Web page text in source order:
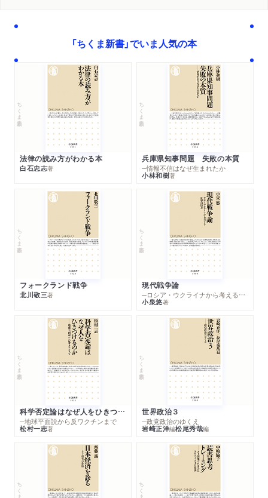
「ちくま新書」でいま人気の本
ちくま新書
法律の読み方がわかる本
白石忠志著
ちくま新書
兵庫県知事問題 失敗の本質
─情報不信はなぜ生まれたか
小林和樹著
ちくま新書
フォークランド戦争
北川敬三著
ちくま新書
現代戦争論
─ロシア・ウクライナから考える世界の行方
小泉悠著
ちくま新書
科学否定論はなぜ人をひきつけるのか
─地球平面説から反ワクチンまで
松村一志著
ちくま新書
世界政治３
─政党政治のゆくえ
岩崎正洋編松尾秀哉編
ちくま新書 ちくま新書